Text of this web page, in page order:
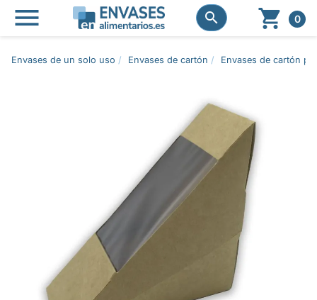
 
  0
Envases de un solo uso Envases de cartón Envases de cartón